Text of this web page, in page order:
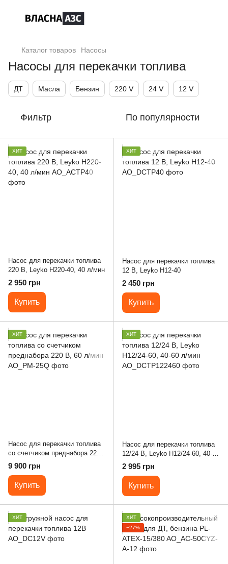
Каталог товаров Насосы
Насосы для перекачки топлива
ДТ Масла Бензин 220 V 24 V 12 V
Фильтр По популярности
ХИТ
Насос для перекачки топлива
220 В, Leyko Н220-40, 40 л/мин
2 950 грн
Купить
ХИТ
Насос для перекачки топлива
12 В, Leyko Н12-40
2 450 грн
Купить
ХИТ
Насос для перекачки топлива
со счетчиком преднабора 220
В, 60 л/мин
9 900 грн
Купить
ХИТ
Насос для перекачки топлива
12/24 В, Leyko Н12/24-60, 40-60
л/мин
2 995 грн
Купить
ХИТ
ХИТ
−27%